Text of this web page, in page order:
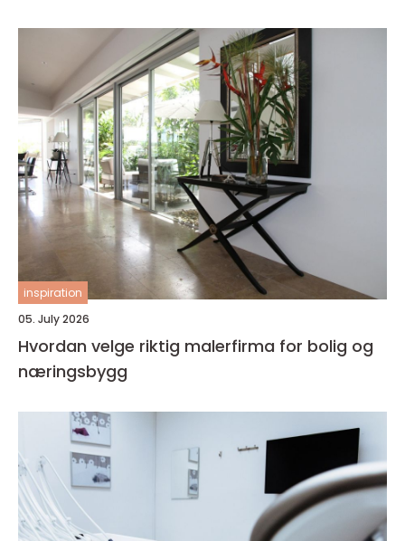
inspiration
05. July 2026
Hvordan velge riktig malerfirma for bolig og
næringsbygg